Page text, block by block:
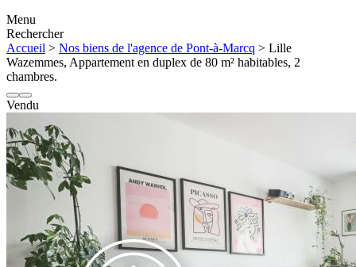
Menu
Rechercher
Accueil > Nos biens de l'agence de Pont-à-Marcq > Lille
Wazemmes, Appartement en duplex de 80 m² habitables, 2
chambres.
Vendu